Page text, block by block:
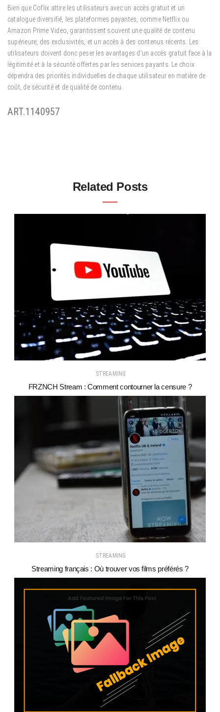
Bien que Coflix attire les utilisateurs avec un accès gratuit et un
catalogue diversifié, les plateformes payantes, comme Netflix ou
Amazon Prime Video, garantissent souvent une qualité de contenu
supérieure, des exclusivités, et un accès à des contenus récents. Les
utilisateurs doivent donc peser les avantages d’un accès gratuit face à la
légitimité et à la sécurité offertes par les services payants. Le choix
dépendra des priorités individuelles de chaque utilisateur en matière de
coût, de sécurité et de qualité de contenu.
ART.1140957
Related Posts
STREAMING
FRZNCH Stream : Comment contourner la censure ?
STREAMING
Streaming français : Où trouver vos films préférés ?